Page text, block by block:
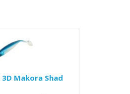
3D Makora Shad